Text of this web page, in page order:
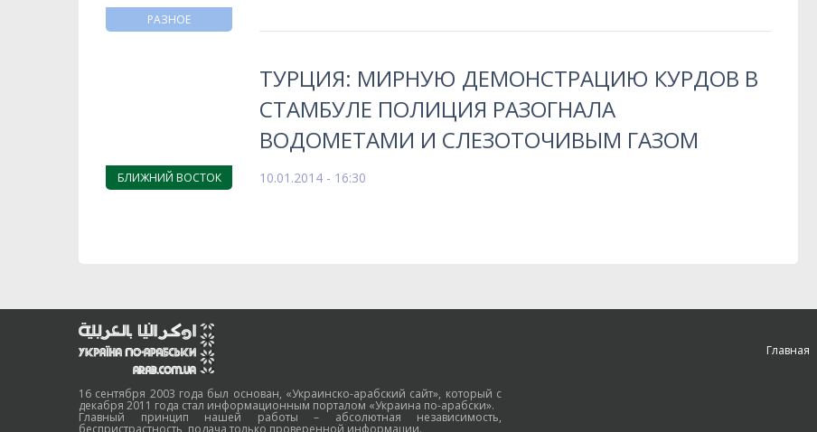
РАЗНОЕ
БЛИЖНИЙ ВОСТОК
ТУРЦИЯ: МИРНУЮ ДЕМОНСТРАЦИЮ КУРДОВ В
СТАМБУЛЕ ПОЛИЦИЯ РАЗОГНАЛА
ВОДОМЕТАМИ И СЛЕЗОТОЧИВЫМ ГАЗОМ
10.01.2014 - 16:30
16 сентября 2003 года был основан, «Украинско-арабский сайт», который с
декабря 2011 года стал информационным порталом «Украина по-арабски».
Главный принцип нашей работы – абсолютная независимость,
беспристрастность, подача только проверенной информации.
Главная